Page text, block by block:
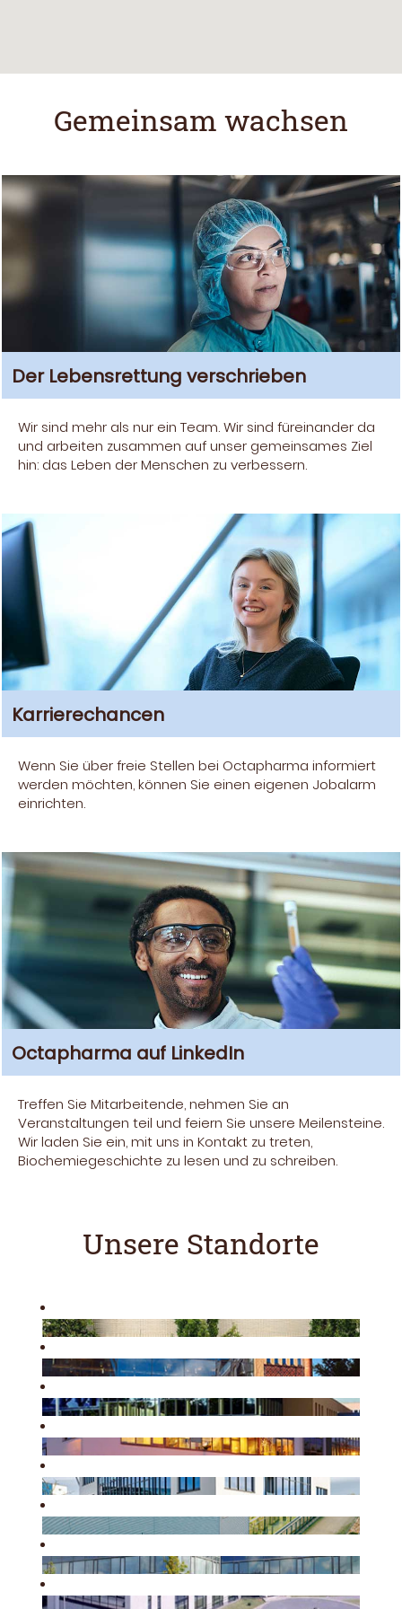
Gemeinsam wachsen
Der Lebensrettung verschrieben
Wir sind mehr als nur ein Team. Wir sind füreinander da
und arbeiten zusammen auf unser gemeinsames Ziel
hin: das Leben der Menschen zu verbessern.
Karrierechancen
Wenn Sie über freie Stellen bei Octapharma informiert
werden möchten, können Sie einen eigenen Jobalarm
einrichten.
Octapharma auf LinkedIn
Treffen Sie Mitarbeitende, nehmen Sie an
Veranstaltungen teil und feiern Sie unsere Meilensteine.
Wir laden Sie ein, mit uns in Kontakt zu treten,
Biochemiegeschichte zu lesen und zu schreiben.
Unsere Standorte